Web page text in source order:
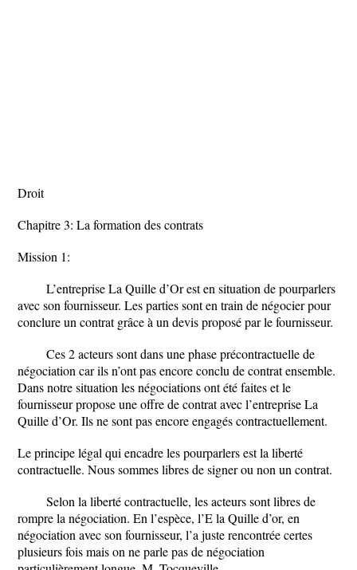
Droit
Chapitre 3: La formation des contrats
Mission 1:
L’entreprise La Quille d’Or est en situation de pourparlers
avec son fournisseur. Les parties sont en train de négocier pour
conclure un contrat grâce à un devis proposé par le fournisseur.
Ces 2 acteurs sont dans une phase précontractuelle de
négociation car ils n’ont pas encore conclu de contrat ensemble.
Dans notre situation les négociations ont été faites et le
fournisseur propose une offre de contrat avec l’entreprise La
Quille d’Or. Ils ne sont pas encore engagés contractuellement.
Le principe légal qui encadre les pourparlers est la liberté
contractuelle. Nous sommes libres de signer ou non un contrat.
Selon la liberté contractuelle, les acteurs sont libres de
rompre la négociation. En l’espèce, l’E la Quille d’or, en
négociation avec son fournisseur, l’a juste rencontrée certes
plusieurs fois mais on ne parle pas de négociation